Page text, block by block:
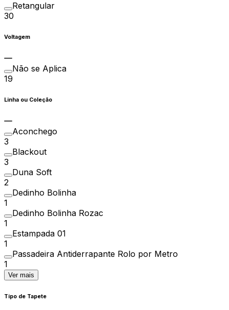
Retangular
30
Voltagem
Não se Aplica
19
Linha ou Coleção
Aconchego
3
Blackout
3
Duna Soft
2
Dedinho Bolinha
1
Dedinho Bolinha Rozac
1
Estampada 01
1
Passadeira Antiderrapante Rolo por Metro
1
Ver mais
Tipo de Tapete